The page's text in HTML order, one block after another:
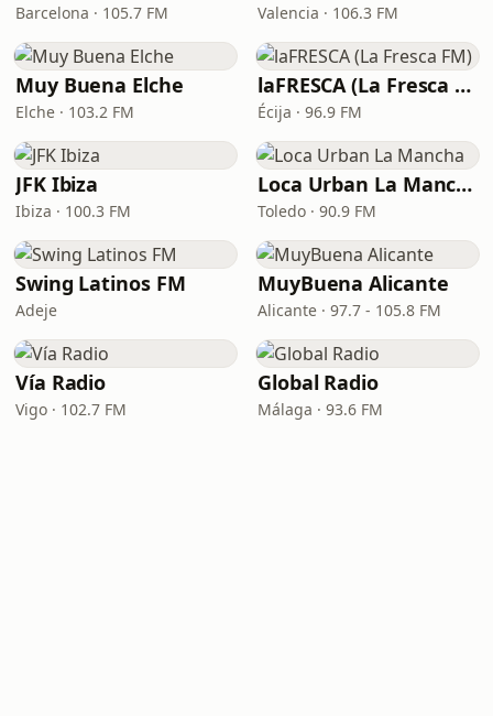
Barcelona · 105.7 FM Valencia · 106.3 FM
Muy Buena Elche
Elche · 103.2 FM
laFRESCA (La Fresca FM)
Écija · 96.9 FM
JFK Ibiza
Ibiza · 100.3 FM
Loca Urban La Mancha
Toledo · 90.9 FM
Swing Latinos FM
Adeje
MuyBuena Alicante
Alicante · 97.7 - 105.8 FM
Vía Radio
Vigo · 102.7 FM
Global Radio
Málaga · 93.6 FM